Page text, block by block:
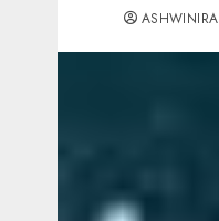
ASHWINIRAI